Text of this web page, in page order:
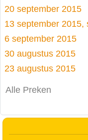
20 september 2015
13 september 2015,
6 september 2015
30 augustus 2015
23 augustus 2015
Alle Preken